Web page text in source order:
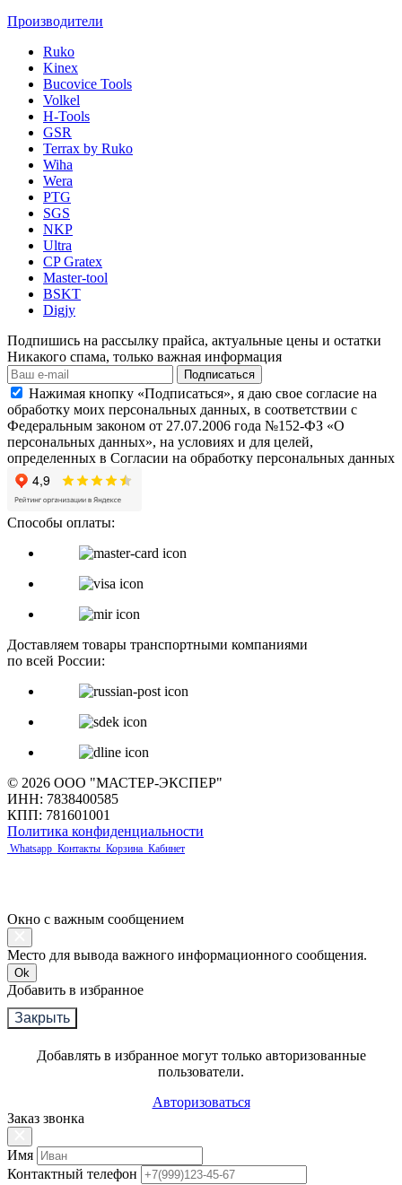
Производители
Ruko
Kinex
Bucovice Tools
Volkel
H-Tools
GSR
Terrax by Ruko
Wiha
Wera
PTG
SGS
NKP
Ultra
CP Gratex
Master-tool
BSKT
Digjy
Подпишись на рассылку прайса, актуальные цены и остатки
Никакого спама, только важная информация
Подписаться
Нажимая кнопку «Подписаться», я даю свое согласие на
обработку моих персональных данных, в соответствии с
Федеральным законом от 27.07.2006 года №152-ФЗ «О
персональных данных», на условиях и для целей,
определенных в Согласии на обработку персональных данных
Способы оплаты:
Доставляем товары транспортными компаниями
по всей России:
© 2026 ООО "МАСТЕР-ЭКСПЕР"
ИНН: 7838400585
КПП: 781601001
Политика конфиденциальности
Whatsapp Контакты Корзина Кабинет
Окно с важным сообщением
Место для вывода важного информационного сообщения.
Ok
Добавить в избранное
Закрыть
Добавлять в избранное могут только авторизованные
пользователи.
Авторизоваться
Заказ звонка
Имя
Контактный телефон